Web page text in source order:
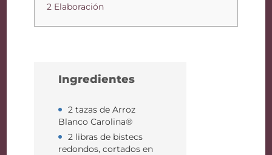
2 Elaboración
Ingredientes
2 tazas de Arroz
Blanco Carolina®
2 libras de bistecs
redondos, cortados en